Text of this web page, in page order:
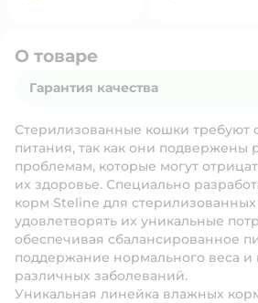
О товаре
Гарантия качества
Стерилизованные кошки требуют
питания, так как они подвержены
проблемам, которые могут
их здоровье. Специально
корм Steline для
удовлетворять их уникальные
обеспечивая сбалансированное
поддержание нормального веса
различных заболеваний.
Уникальная линейка влажных